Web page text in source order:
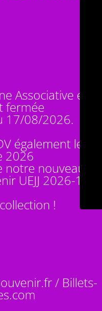
Associative est
fermée
17/08/2026.
également le 14
2026
nouveauté :
UEJJ 2026-10
!
/ Billets-